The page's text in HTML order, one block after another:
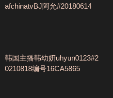
afchinatvBJ阿允#20180614
韩国主播韩幼妍uhyun0123#2
0210818编号16CA5865